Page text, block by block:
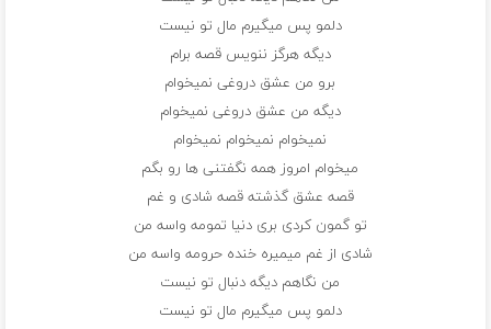
دلمو پس میگیرم مال تو نیست
دیگه هرگز ننویس قصه برام
برو من عشق دروغی نمیخوام
دیگه من عشق دروغی نمیخوام
نمیخوام نمیخوام نمیخوام
میخوام امروز همه نگفتنی ها رو بگم
قصه عشق گذشته قصه شادی و غم
تو گمون کردی بری دنیا تمومه واسه من
شادی از غم میمیره خنده حرومه واسه من
من نگاهم دیگه دنبال تو نیست
دلمو پس میگیرم مال تو نیست